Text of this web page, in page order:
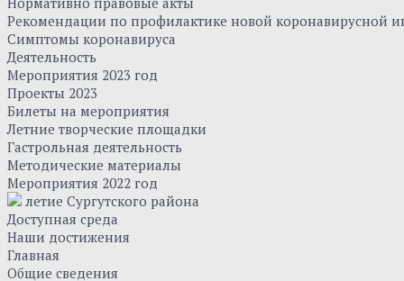
Рекомендации по профилактике новой коронавирусной
Симптомы коронавируса
Деятельность
Мероприятия 2023 год
Проекты 2023
Билеты на мероприятия
Летние творческие площадки
Гастрольная деятельность
Методические материалы
Мероприятия 2022 год
летие Сургутского района
Доступная среда
Наши достижения
Главная
Общие сведения